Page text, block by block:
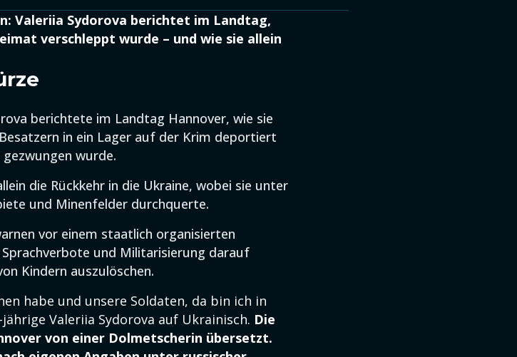
Valeriia Sydorova berichtet im Landtag,
verschleppt wurde – und wie sie allein
berichtete im Landtag Hannover, wie sie
in ein Lager auf der Krim deportiert
wurde.
die Rückkehr in die Ukraine, wobei sie unter
und Minenfelder durchquerte.
vor einem staatlich organisierten
und Militarisierung darauf
Kindern auszulöschen.
habe und unsere Soldaten, da bin ich in
Valeriia Sydorova auf Ukrainisch. Die
von einer Dolmetscherin übersetzt.